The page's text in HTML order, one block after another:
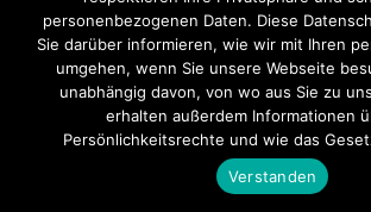
Startseite Einsätze Mitglied werden
Kontakt
Theme byThink Up Themes Ltd. Powered by
personenbezogenen Daten. Diese
Sie darüber informieren, wie wir mit Ihren
umgehen, wenn Sie unsere Webseite
unabhängig davon, von wo aus Sie zu
erhalten außerdem Informationen
Persönlichkeitsrechte und wie das
Verstanden